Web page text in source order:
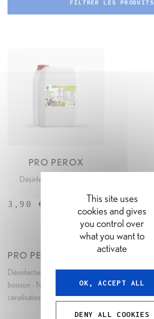
FILTRER LES PRODUITS
PRO PEROX
Désinfectant pour eau de
3,90 € / KILO
APERÇU RAPIDE
PRO PEROX
Désinfectant pour eau de
boisson - Nettoyage des
canalisations
This site uses
cookies and gives
you control over
what you want to
activate
OK, ACCEPT ALL
DENY ALL COOKIES